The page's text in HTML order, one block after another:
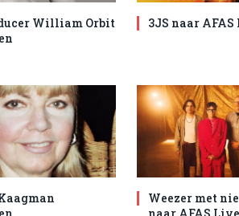
William Orbit
3JS naar AFAS
Weezer met